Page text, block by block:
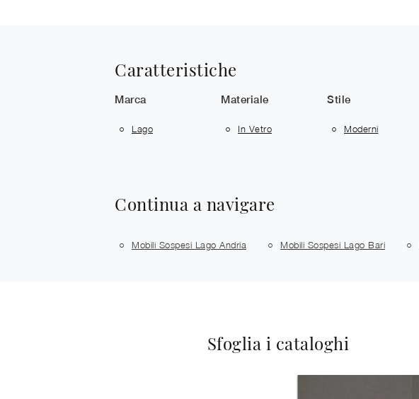
Caratteristiche
Marca
Lago
Materiale
In Vetro
Stile
Moderni
Continua a navigare
Mobili Sospesi Lago Andria Mobili Sospesi Lago Bari
Sfoglia i cataloghi